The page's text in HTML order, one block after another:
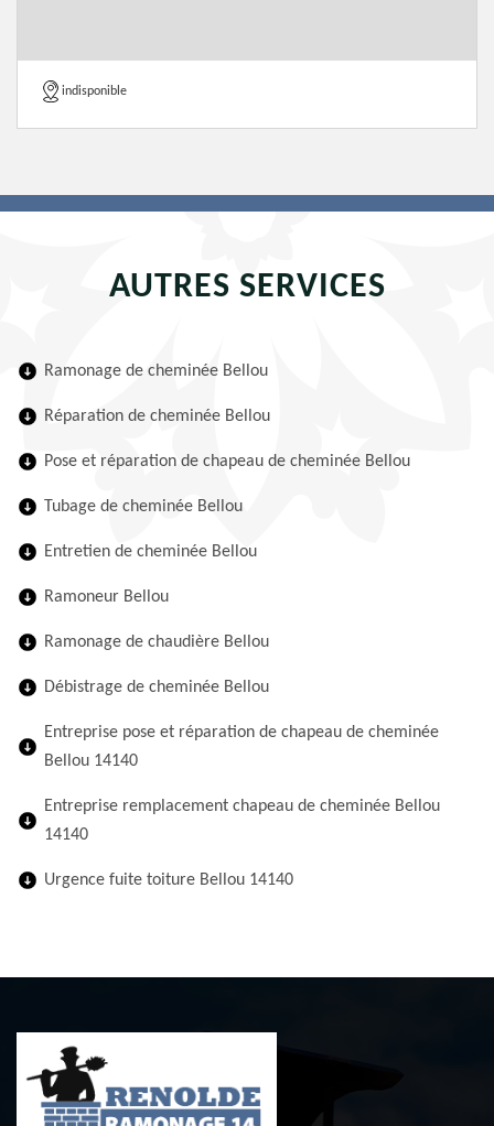
indisponible
AUTRES SERVICES
Ramonage de cheminée Bellou
Réparation de cheminée Bellou
Pose et réparation de chapeau de cheminée Bellou
Tubage de cheminée Bellou
Entretien de cheminée Bellou
Ramoneur Bellou
Ramonage de chaudière Bellou
Débistrage de cheminée Bellou
Entreprise pose et réparation de chapeau de cheminée
Bellou 14140
Entreprise remplacement chapeau de cheminée Bellou
14140
Urgence fuite toiture Bellou 14140